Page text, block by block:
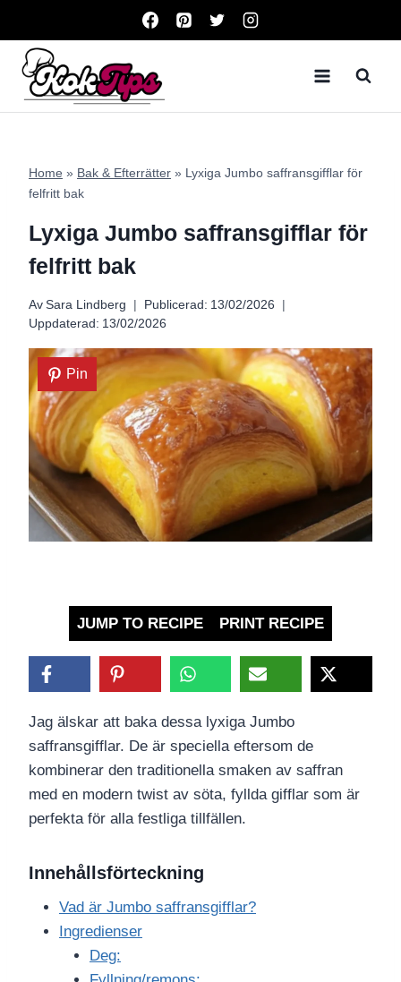
content
Home » Bak & Efterrätter » Lyxiga Jumbo saffransgifflar för
felfritt bak
Lyxiga Jumbo saffransgifflar för
felfritt bak
Av Sara Lindberg Publicerad: 13/02/2026
Uppdaterad: 13/02/2026
Pin
JUMP TO RECIPE PRINT RECIPE
Jag älskar att baka dessa lyxiga Jumbo
saffransgifflar. De är speciella eftersom de
kombinerar den traditionella smaken av saffran
med en modern twist av söta, fyllda gifflar som är
perfekta för alla festliga tillfällen.
Innehållsförteckning
Vad är Jumbo saffransgifflar?
Ingredienser
Deg: